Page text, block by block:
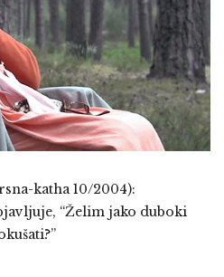
katha 10/2004):
“Želim jako duboki